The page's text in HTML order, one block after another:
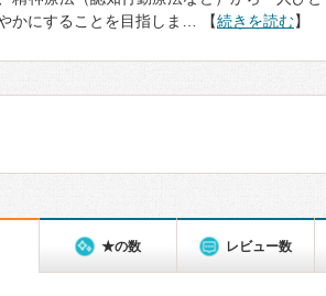
かにすることを目指しま… 【続きを読む】
★の数 レビュー数